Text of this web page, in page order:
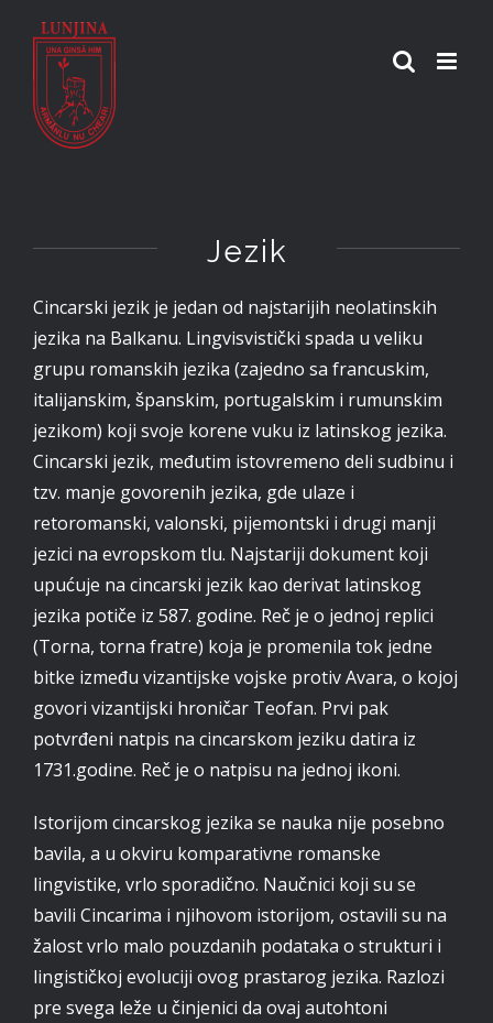
content
Jezik
Cincarski jezik je jedan od najstarijih neolatinskih
jezika na Balkanu. Lingvisvistički spada u veliku
grupu romanskih jezika (zajedno sa francuskim,
italijanskim, španskim, portugalskim i rumunskim
jezikom) koji svoje korene vuku iz latinskog jezika.
Cincarski jezik, međutim istovremeno deli sudbinu i
tzv. manje govorenih jezika, gde ulaze i
retoromanski, valonski, pijemontski i drugi manji
jezici na evropskom tlu. Najstariji dokument koji
upućuje na cincarski jezik kao derivat latinskog
jezika potiče iz 587. godine. Reč je o jednoj replici
(Torna, torna fratre) koja je promenila tok jedne
bitke između vizantijske vojske protiv Avara, o kojoj
govori vizantijski hroničar Teofan. Prvi pak
potvrđeni natpis na cincarskom jeziku datira iz
1731.godine. Reč je o natpisu na jednoj ikoni.
Istorijom cincarskog jezika se nauka nije posebno
bavila, a u okviru komparativne romanske
lingvistike, vrlo sporadično. Naučnici koji su se
bavili Cincarima i njihovom istorijom, ostavili su na
žalost vrlo malo pouzdanih podataka o strukturi i
lingističkoj evoluciji ovog prastarog jezika. Razlozi
pre svega leže u činjenici da ovaj autohtoni